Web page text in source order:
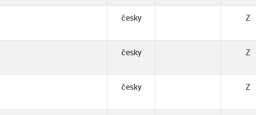
česky Z
česky Z
česky Z